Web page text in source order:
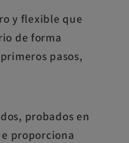
y flexible que
de forma
pasos,
probados en
proporciona